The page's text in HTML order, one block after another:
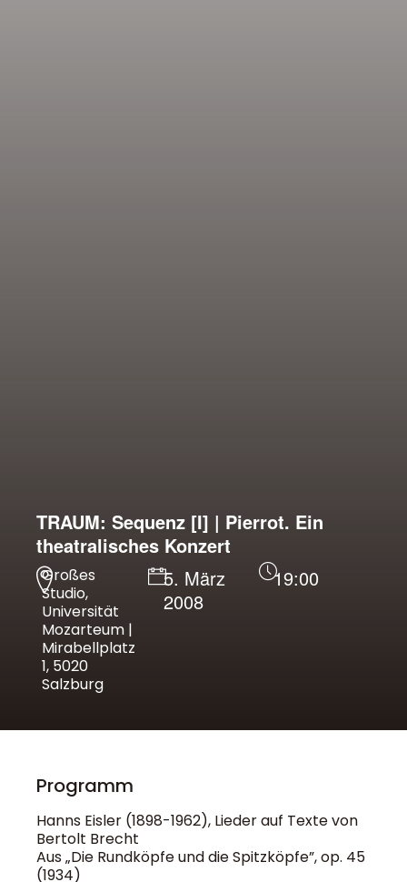
TRAUM: Sequenz [I] | Pierrot. Ein
theatralisches Konzert
Großes
Studio,
Universität
Mozarteum |
Mirabellplatz
1, 5020
Salzburg
5. März
2008
19:00
Programm
Hanns Eisler (1898-1962), Lieder auf Texte von
Bertolt Brecht
Aus „Die Rundköpfe und die Spitzköpfe”, op. 45
(1934)